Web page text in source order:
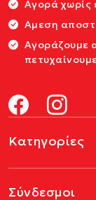
Αγορά χωρίς
Αμεση
Αγοράζουμε
Κατηγορίες
Σύνδεσμοι